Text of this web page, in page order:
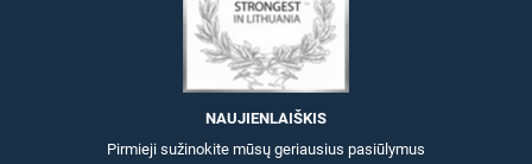
NAUJIENLAIŠKIS
Pirmieji sužinokite mūsų geriausius pasiūlymus